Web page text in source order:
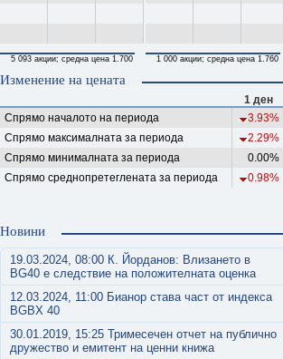
5 093 акции; средна цена 1.700 1 000 акции; средна цена 1.760
Изменение на цената
1 ден
Спрямо началото на периода
3.93%
Спрямо максималната за периода
2.29%
Спрямо минималната за периода
0.00%
Спрямо среднопретеглената за периода
0.98%
Новини
19.03.2024, 08:00 К. Йорданов: Влизането в
BG40 е следствие на положителната оценка
12.03.2024, 11:00 Бианор става част от индекса
BGBX 40
30.01.2019, 15:25 Тримесечен отчет на публично
дружество и емитент на ценни книжа